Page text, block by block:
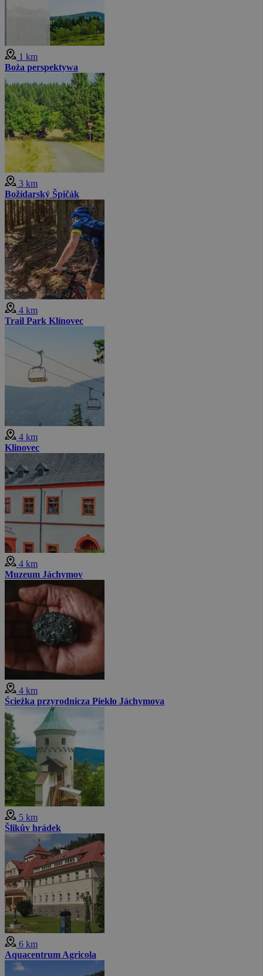
1 km
Boża perspektywa
3 km
Božídarský Špičák
4 km
Trail Park Klínovec
4 km
Klinovec
4 km
Muzeum Jáchymov
4 km
Ścieżka przyrodnicza Piekło Jáchymova
5 km
Šlikův hrádek
6 km
Aquacentrum Agricola